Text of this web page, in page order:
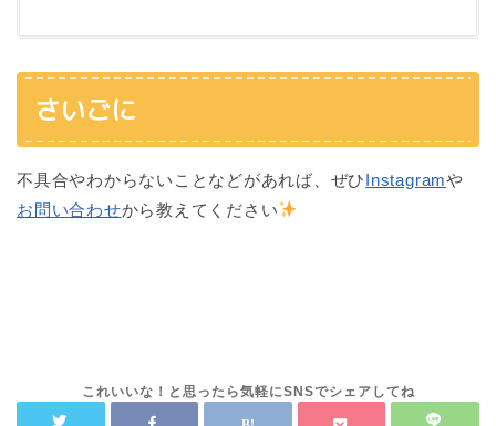
さいごに
不具合やわからないことなどがあれば、ぜひInstagramや
お問い合わせから教えてください